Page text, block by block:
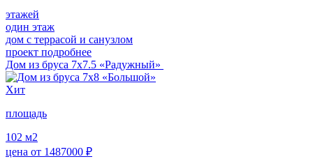
этажей
один этаж
дом с террасой и санузлом
проект подробнее
Дом из бруса 7х7.5 «Радужный»
Хит
площадь
102 м2
цена от 1487000 ₽